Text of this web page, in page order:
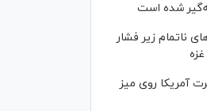
شده است
ناتمام زیر فشار
آمریکا روی میز